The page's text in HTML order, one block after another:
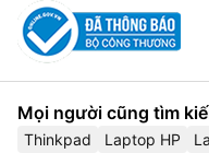
Mọi người cũng tìm
Thinkpad Laptop HP